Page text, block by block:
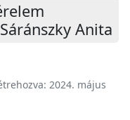
Anita
2024. május